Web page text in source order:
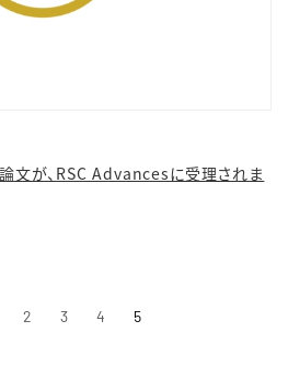
文が、RSC Advancesに受理されま
2 3 4 5